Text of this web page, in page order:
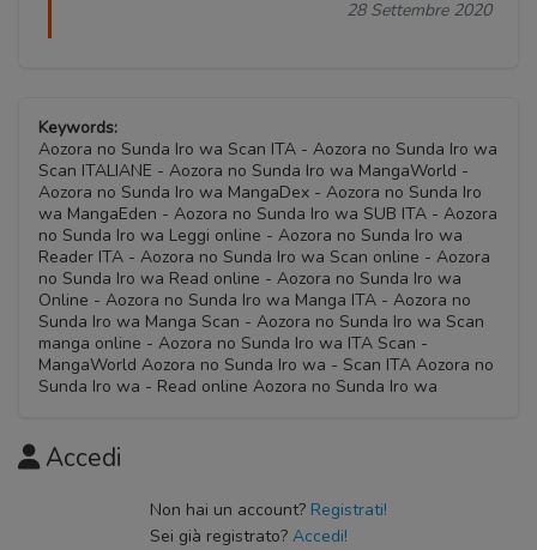
28 Settembre 2020
Keywords:
Aozora no Sunda Iro wa Scan ITA - Aozora no Sunda Iro wa
Scan ITALIANE - Aozora no Sunda Iro wa MangaWorld -
Aozora no Sunda Iro wa MangaDex - Aozora no Sunda Iro
wa MangaEden - Aozora no Sunda Iro wa SUB ITA - Aozora
no Sunda Iro wa Leggi online - Aozora no Sunda Iro wa
Reader ITA - Aozora no Sunda Iro wa Scan online - Aozora
no Sunda Iro wa Read online - Aozora no Sunda Iro wa
Online - Aozora no Sunda Iro wa Manga ITA - Aozora no
Sunda Iro wa Manga Scan - Aozora no Sunda Iro wa Scan
manga online - Aozora no Sunda Iro wa ITA Scan -
MangaWorld Aozora no Sunda Iro wa - Scan ITA Aozora no
Sunda Iro wa - Read online Aozora no Sunda Iro wa
Accedi
Non hai un account? Registrati!
Sei già registrato? Accedi!